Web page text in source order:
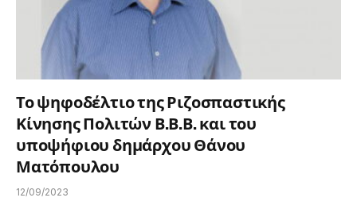
Το ψηφοδέλτιο της Ριζοσπαστικής
Κίνησης Πολιτών Β.Β.Β. και του
υποψήφιου δημάρχου Θάνου
Ματόπουλου
12/09/2023